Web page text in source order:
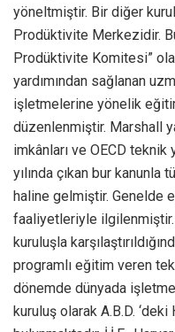
yöneltmiştir. Bir diğer
Prodüktivite Merkezidir.
Prodüktivite Komitesi”
yardımından sağlanan
işletmelerine yönelik
düzenlenmiştir. Marshall
imkânları ve OECD teknik
yılında çıkan bur
haline gelmiştir. Genelde
faaliyetleriyle
kuruluşla
programlı eğitim veren
dönemde dünyada
kuruluş olarak A.B.D.